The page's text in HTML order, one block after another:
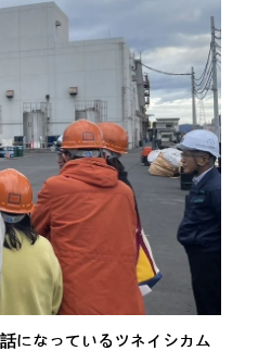
になっているツネイシカム